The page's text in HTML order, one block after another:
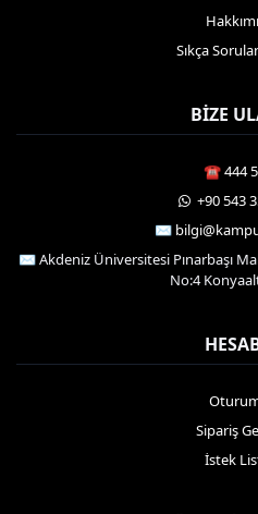
Sıkça
BIZE
☎️ 444
+90 543
✉️
✉️ Akdeniz Üniversitesi Pınarbaşı
No:4
Sipariş
İstek